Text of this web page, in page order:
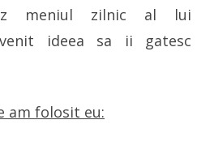
meniul zilnic al lui
ideea sa ii gatesc
am folosit eu: